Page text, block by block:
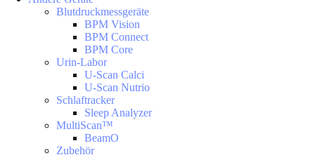
Blutdruckmessgeräte
BPM Vision
BPM Connect
BPM Core
Urin-Labor
U-Scan Calci
U-Scan Nutrio
Schlaftracker
Sleep Analyzer
MultiScan™
BeamO
Zubehör